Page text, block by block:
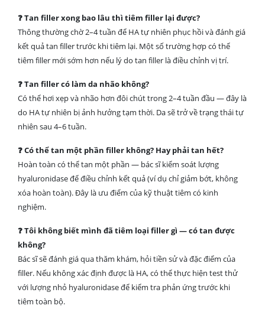
❓ Tan filler xong bao lâu thì tiêm filler lại được?
Thông thường chờ 2–4 tuần để HA tự nhiên phục hồi và đánh giá
kết quả tan filler trước khi tiêm lại. Một số trường hợp có thể
tiêm filler mới sớm hơn nếu lý do tan filler là điều chỉnh vị trí.
❓ Tan filler có làm da nhão không?
Có thể hơi xẹp và nhão hơn đôi chút trong 2–4 tuần đầu — đây là
do HA tự nhiên bị ảnh hưởng tạm thời. Da sẽ trở về trạng thái tự
nhiên sau 4–6 tuần.
❓ Có thể tan một phần filler không? Hay phải tan hết?
Hoàn toàn có thể tan một phần — bác sĩ kiểm soát lượng
hyaluronidase để điều chỉnh kết quả (ví dụ chỉ giảm bớt, không
xóa hoàn toàn). Đây là ưu điểm của kỹ thuật tiêm có kinh
nghiệm.
❓ Tôi không biết mình đã tiêm loại filler gì — có tan được
không?
Bác sĩ sẽ đánh giá qua thăm khám, hỏi tiền sử và đặc điểm của
filler. Nếu không xác định được là HA, có thể thực hiện test thử
với lượng nhỏ hyaluronidase để kiểm tra phản ứng trước khi
tiêm toàn bộ.